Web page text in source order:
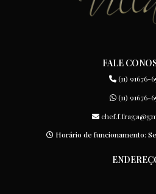
FALE
(11) 91676-
(11) 91676-
Horário de funcionamento: